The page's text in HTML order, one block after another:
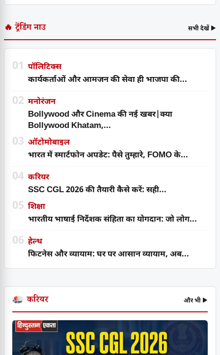
🔥 ट्रेंडिंग नाउ सभी देखें ▶
01 पॉलिटिक्स
कार्यकर्ताओं और आमजन की सेवा ही भाजपा की...
02 मनोरंजन
Bollywood और Cinema की नई खबर|क्या
Bollywood Khatam,...
03 ऑटोमोबाइल
भारत में स्मार्टफोन अपडेट: पैसे तुम्हारे, FOMO के...
04 करियर
SSC CGL 2026 की तैयारी कैसे करें: सही...
05 शिक्षा
भारतीय भाषाई निर्देशक संहिता का योगदान: जो लोग...
06 हेल्थ
फिटनेस और व्यायाम: घर पर आसान व्यायाम, अब...
करियर और भी ▶